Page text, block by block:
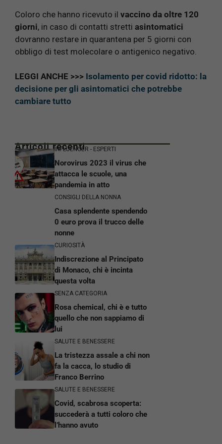
Coloro che hanno ricevuto il vaccino da oltre 120
giorni, in caso di contatti stretti asintomatici
dovranno restare in quarantena per 5 giorni con
obbligo di test molecolare o antigenico negativo.
LEGGI ANCHE >>> Isolamento per covid ridotto: la
decisione per gli asintomatici che potrebbe
cambiare tutto
Articoli recentiINFLUENCER - ESPERTI
Norovirus 2023 il virus che
attacca le scuole, una
pandemia in atto
CONSIGLI DELLA NONNA
Casa splendente spendendo
0 euro prova il trucco delle
nonne
CURIOSITÀ
Indiscrezione al Principato
di Monaco, chi è incinta
questa volta
SENZA CATEGORIA
Rosa chemical, chi è e tutto
quello che non sappiamo di
lui
SALUTE E BENESSERE
La tristezza assale a chi non
fa la cacca, lo studio di
Franco Berrino
SALUTE E BENESSERE
Covid, scabrosa scoperta:
succederà a tutti coloro che
l’hanno avuto